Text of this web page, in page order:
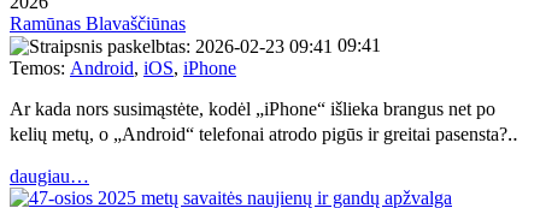
Ramūnas Blavaščiūnas
09:41
Temos: Android, iOS, iPhone
Ar kada nors susimąstėte, kodėl „iPhone“ išlieka brangus net po
kelių metų, o „Android“ telefonai atrodo pigūs ir greitai pasensta?‥
daugiau…